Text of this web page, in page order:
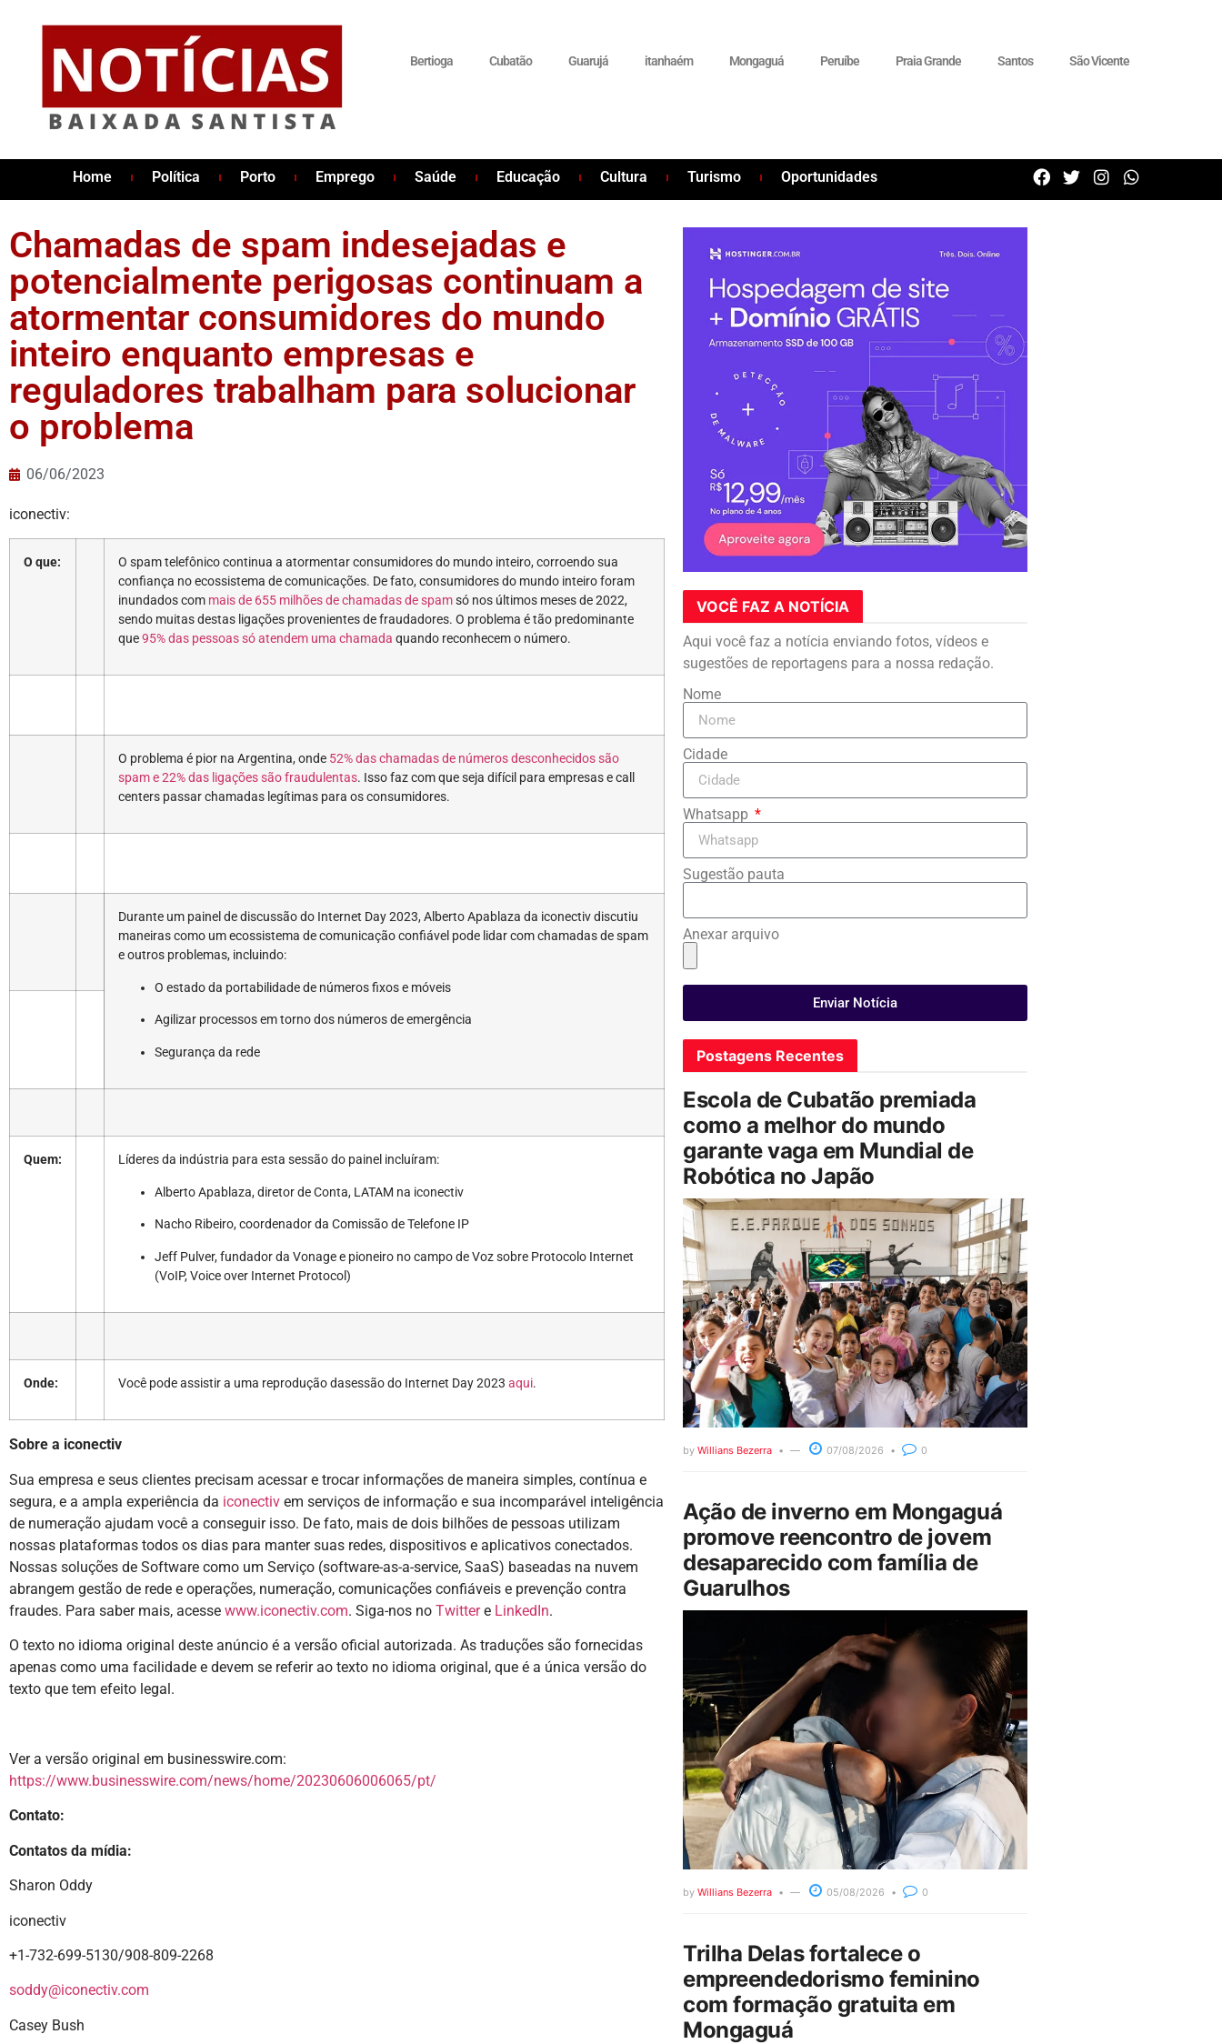
Bertioga Cubatão Guarujá itanhaém Mongaguá Peruíbe Praia Grande Santos São Vicente
Home Política Porto Emprego Saúde Educação Cultura Turismo Oportunidades
Chamadas de spam indesejadas e
potencialmente perigosas continuam a
atormentar consumidores do mundo
inteiro enquanto empresas e
reguladores trabalham para solucionar
o problema
06/06/2023
iconectiv:
O que:
O spam telefônico continua a atormentar consumidores do mundo inteiro, corroendo sua
confiança no ecossistema de comunicações. De fato, consumidores do mundo inteiro foram
inundados com mais de 655 milhões de chamadas de spamsó nos últimos meses de 2022,
sendo muitas destas ligações provenientes de fraudadores. O problema é tão predominante
que95% das pessoas só atendem uma chamada quando reconhecem o número.
O problema é pior na Argentina, onde 52% das chamadas de números desconhecidos são
spam e 22% das ligações são fraudulentas. Isso faz com que seja difícil para empresas e call
centers passar chamadas legítimas para os consumidores.
Durante um painel de discussão do Internet Day 2023, Alberto Apablaza da iconectiv discutiu
maneiras como um ecossistema de comunicação confiável pode lidar com chamadas de spam
e outros problemas, incluindo:
O estado da portabilidade de números fixos e móveis
Agilizar processos em torno dos números de emergência
Segurança da rede
Quem: Líderes da indústria para esta sessão do painel incluíram:
Alberto Apablaza, diretor de Conta, LATAM na iconectiv
Nacho Ribeiro, coordenador da Comissão de Telefone IP
Jeff Pulver, fundador da Vonage e pioneiro no campo de Voz sobre Protocolo Internet
(VoIP, Voice over Internet Protocol)
Onde: Você pode assistir a uma reprodução dasessão do Internet Day 2023 aqui.
Sobre a iconectiv
Sua empresa e seus clientes precisam acessar e trocar informações de maneira simples, contínua e
segura, e a ampla experiência da iconectiv em serviços de informação e sua incomparável inteligência
de numeração ajudam você a conseguir isso. De fato, mais de dois bilhões de pessoas utilizam
nossas plataformas todos os dias para manter suas redes, dispositivos e aplicativos conectados.
Nossas soluções de Software como um Serviço (software-as-a-service, SaaS) baseadas na nuvem
abrangem gestão de rede e operações, numeração, comunicações confiáveis e prevenção contra
fraudes. Para saber mais, acesse www.iconectiv.com. Siga-nos no Twittere LinkedIn.
O texto no idioma original deste anúncio é a versão oficial autorizada. As traduções são fornecidas
apenas como uma facilidade e devem se referir ao texto no idioma original, que é a única versão do
texto que tem efeito legal.
Ver a versão original em businesswire.com:
https://www.businesswire.com/news/home/20230606006065/pt/
Contato:
Contatos da mídia:
Sharon Oddy
iconectiv
+1-732-699-5130/908-809-2268
soddy@iconectiv.com
Casey Bush
VOCÊ FAZ A NOTÍCIA
Aqui você faz a notícia enviando fotos, vídeos e
sugestões de reportagens para a nossa redação.
Nome
Cidade
Whatsapp
Sugestão pauta
Anexar arquivo
Enviar Notícia
Postagens Recentes
Escola de Cubatão premiada
como a melhor do mundo
garante vaga em Mundial de
Robótica no Japão
by Willians Bezerra 07/08/2026 0
Ação de inverno em Mongaguá
promove reencontro de jovem
desaparecido com família de
Guarulhos
by Willians Bezerra 05/08/2026 0
Trilha Delas fortalece o
empreendedorismo feminino
com formação gratuita em
Mongaguá